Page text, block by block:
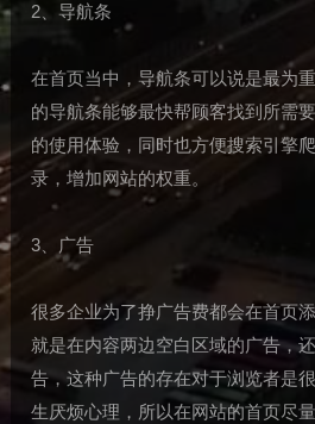
2、导航条
在首页当中，导航条可以说是最为
的导航条能够最快帮顾客找到所需
的使用体验，同时也方便搜索引擎
录，增加网站的权重。
3、广告
很多企业为了挣广告费都会在首页
就是在内容两边空白区域的广告，
告，这种广告的存在对于浏览者是
生厌烦心理，所以在网站的首页尽